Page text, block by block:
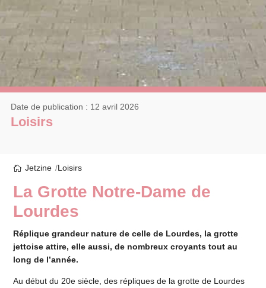
Loisirs
Date de publication : 12 avril 2026
Jetzine Loisirs
La Grotte Notre-Dame de
Lourdes
Réplique grandeur nature de celle de Lourdes, la grotte
jettoise attire, elle aussi, de nombreux croyants tout au
long de l’année.
Au début du 20e siècle, des répliques de la grotte de Lourdes